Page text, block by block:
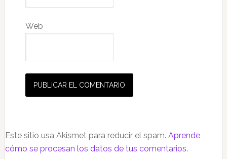
Web
Este sitio usa Akismet para reducir el spam. Aprende
cómo se procesan los datos de tus comentarios.